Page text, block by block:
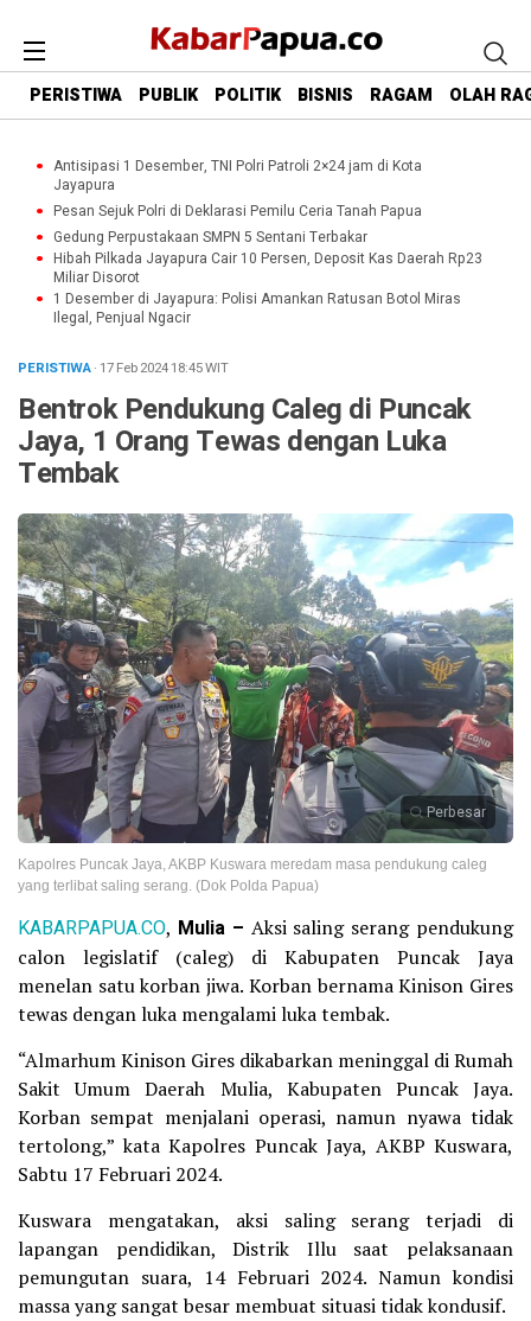
PERISTIWA PUBLIK POLITIK BISNIS RAGAM OLAH
Antisipasi 1 Desember, TNI Polri Patroli 2×24 jam di Kota
Jayapura
Pesan Sejuk Polri di Deklarasi Pemilu Ceria Tanah Papua
Gedung Perpustakaan SMPN 5 Sentani Terbakar
Hibah Pilkada Jayapura Cair 10 Persen, Deposit Kas Daerah Rp23
Miliar Disorot
1 Desember di Jayapura: Polisi Amankan Ratusan Botol Miras
Ilegal, Penjual Ngacir
PERISTIWA· 17 Feb 202418:45WIT
Bentrok Pendukung Caleg di Puncak
Jaya, 1 Orang Tewas dengan Luka
Tembak
Perbesar
Kapolres Puncak Jaya, AKBP Kuswara meredam masa pendukung caleg
yang terlibat saling serang. (Dok Polda Papua)
KABARPAPUA.CO, Mulia – Aksi saling serang pendukung
calon legislatif (caleg) di Kabupaten Puncak Jaya
menelan satu korban jiwa. Korban bernama Kinison Gires
tewas dengan luka mengalami luka tembak.
“Almarhum Kinison Gires dikabarkan meninggal di Rumah
Sakit Umum Daerah Mulia, Kabupaten Puncak Jaya.
Korban sempat menjalani operasi, namun nyawa tidak
tertolong,” kata Kapolres Puncak Jaya, AKBP Kuswara,
Sabtu 17 Februari 2024.
Kuswara mengatakan, aksi saling serang terjadi di
lapangan pendidikan, Distrik Illu saat pelaksanaan
pemungutan suara, 14 Februari 2024. Namun kondisi
massa yang sangat besar membuat situasi tidak kondusif.